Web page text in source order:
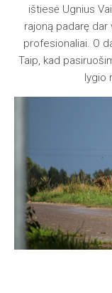
ištiesė Ugnius
rajoną padarę dar
profesionaliai. O
Taip, kad
lygio